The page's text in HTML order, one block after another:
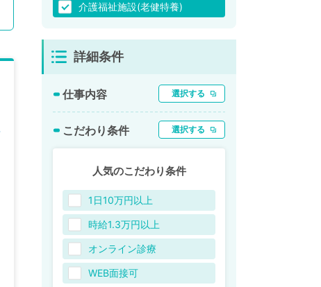
介護福祉施設(老健特養)
詳細条件
仕事内容 選択する
こだわり条件 選択する
人気のこだわり条件
1日10万円以上
時給1.3万円以上
オンライン診療
WEB面接可